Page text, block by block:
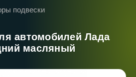
подвески
автомобилей Лада
масляный